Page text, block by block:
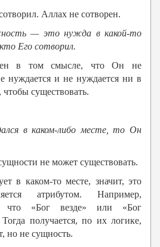
Аллах не сотворен.
— это нужда в какой-то
Его сотворил.
в том смысле, что Он не
нуждается и не нуждается ни в
существовать.
в каком-либо месте, то Он
не может существовать.
в каком-то месте, значит, это
атрибутом. Например,
что «Бог везде» или «Бог
получается, по их логике,
но не сущность.